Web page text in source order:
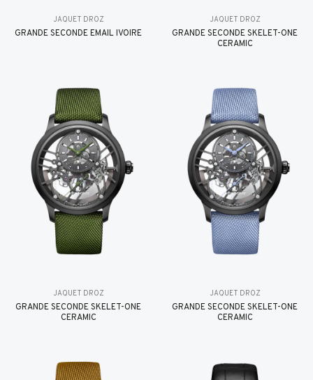
JAQUET DROZ
GRANDE SECONDE EMAIL IVOIRE
JAQUET DROZ
GRANDE SECONDE SKELET-ONE
CERAMIC
JAQUET DROZ
GRANDE SECONDE SKELET-ONE
CERAMIC
JAQUET DROZ
GRANDE SECONDE SKELET-ONE
CERAMIC